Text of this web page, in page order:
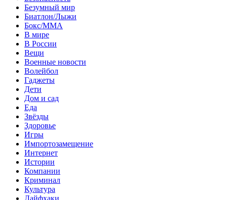
Безумный мир
Биатлон/Лыжи
Бокс/MMA
В мире
В России
Вещи
Военные новости
Волейбол
Гаджеты
Дети
Дом и сад
Еда
Звёзды
Здоровье
Игры
Импортозамещение
Интернет
Истории
Компании
Криминал
Культура
Лайфхаки